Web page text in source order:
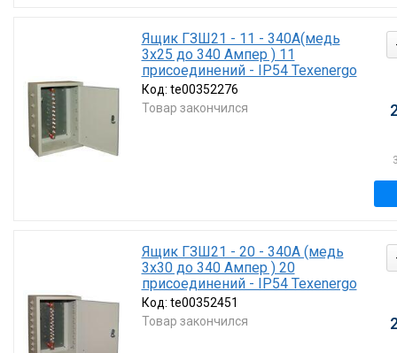
Ящик ГЗШ21 - 11 - 340А(медь
3х25 до 340 Ампер ) 11
присоединений - IP54 Texenergo
Код: te00352276
Товар закончился
Ящик ГЗШ21 - 20 - 340А (медь
3х30 до 340 Ампер ) 20
присоединений - IP54 Texenergo
Код: te00352451
Товар закончился